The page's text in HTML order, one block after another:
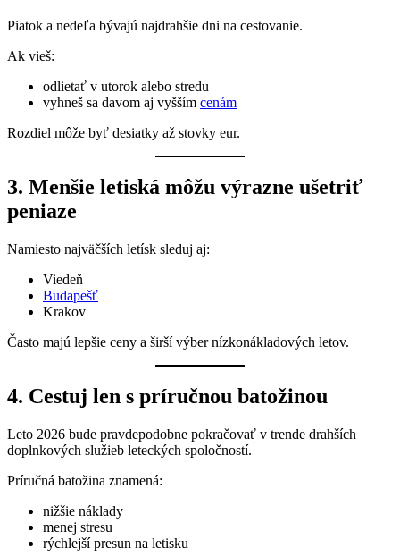
Piatok a nedeľa bývajú najdrahšie dni na cestovanie.
Ak vieš:
odlietať v utorok alebo stredu
vyhneš sa davom aj vyšším cenám
Rozdiel môže byť desiatky až stovky eur.
3. Menšie letiská môžu výrazne ušetriť
peniaze
Namiesto najväčších letísk sleduj aj:
Viedeň
Budapešť
Krakov
Často majú lepšie ceny a širší výber nízkonákladových letov.
4. Cestuj len s príručnou batožinou
Leto 2026 bude pravdepodobne pokračovať v trende drahších
doplnkových služieb leteckých spoločností.
Príručná batožina znamená:
nižšie náklady
menej stresu
rýchlejší presun na letisku